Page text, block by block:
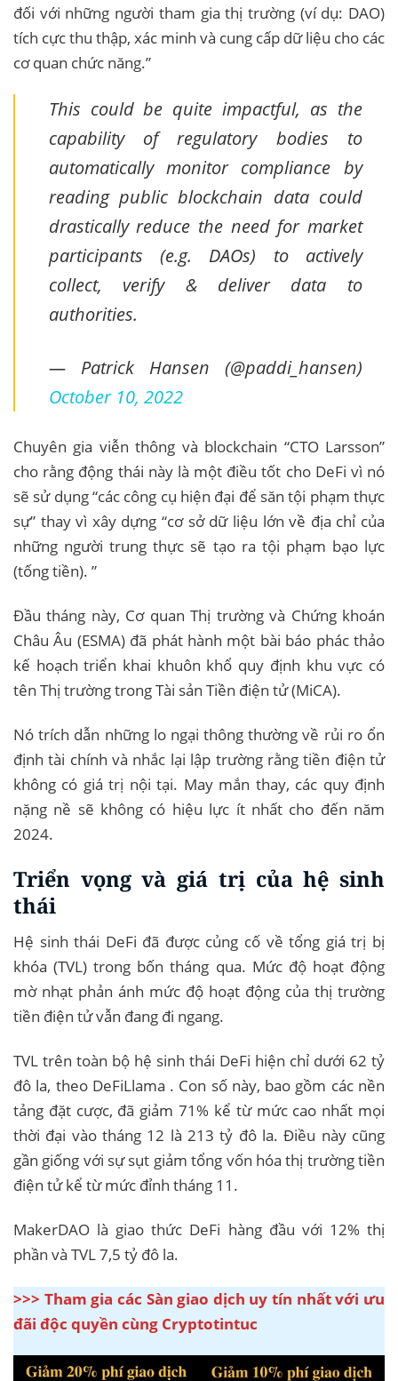
đối với những người tham gia thị trường (ví dụ: DAO)
tích cực thu thập, xác minh và cung cấp dữ liệu cho các
cơ quan chức năng.”
This could be quite impactful, as the
capability of regulatory bodies to
automatically monitor compliance by
reading public blockchain data could
drastically reduce the need for market
participants (e.g. DAOs) to actively
collect, verify & deliver data to
authorities.
— Patrick Hansen (@paddi_hansen)
October 10, 2022
Chuyên gia viễn thông và blockchain “CTO Larsson”
cho rằng động thái này là một điều tốt cho DeFi vì nó
sẽ sử dụng “các công cụ hiện đại để săn tội phạm thực
sự” thay vì xây dựng “cơ sở dữ liệu lớn về địa chỉ của
những người trung thực sẽ tạo ra tội phạm bạo lực
(tống tiền). ”
Đầu tháng này, Cơ quan Thị trường và Chứng khoán
Châu Âu (ESMA) đã phát hành một bài báo phác thảo
kế hoạch triển khai khuôn khổ quy định khu vực có
tên Thị trường trong Tài sản Tiền điện tử (MiCA).
Nó trích dẫn những lo ngại thông thường về rủi ro ổn
định tài chính và nhắc lại lập trường rằng tiền điện tử
không có giá trị nội tại. May mắn thay, các quy định
nặng nề sẽ không có hiệu lực ít nhất cho đến năm
2024.
Triển vọng và giá trị của hệ sinh
thái
Hệ sinh thái DeFi đã được củng cố về tổng giá trị bị
khóa (TVL) trong bốn tháng qua. Mức độ hoạt động
mờ nhạt phản ánh mức độ hoạt động của thị trường
tiền điện tử vẫn đang đi ngang.
TVL trên toàn bộ hệ sinh thái DeFi hiện chỉ dưới 62 tỷ
đô la, theo DeFiLlama . Con số này, bao gồm các nền
tảng đặt cược, đã giảm 71% kể từ mức cao nhất mọi
thời đại vào tháng 12 là 213 tỷ đô la. Điều này cũng
gần giống với sự sụt giảm tổng vốn hóa thị trường tiền
điện tử kể từ mức đỉnh tháng 11.
MakerDAO là giao thức DeFi hàng đầu với 12% thị
phần và TVL 7,5 tỷ đô la.
>>> Tham gia các Sàn giao dịch uy tín nhất với ưu
đãi độc quyền cùng Cryptotintuc